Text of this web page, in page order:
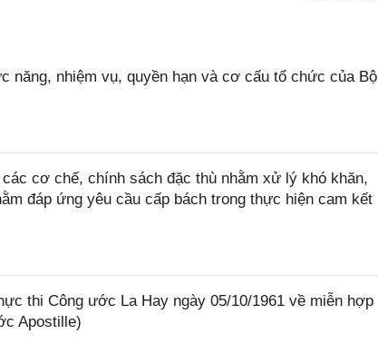
năng, nhiệm vụ, quyền hạn và cơ cấu tổ chức của Bộ
cơ chế, chính sách đặc thù nhằm xử lý khó khăn,
đáp ứng yêu cầu cấp bách trong thực hiện cam kết
thi Công ước La Hay ngày 05/10/1961 về miễn hợp
Apostille)